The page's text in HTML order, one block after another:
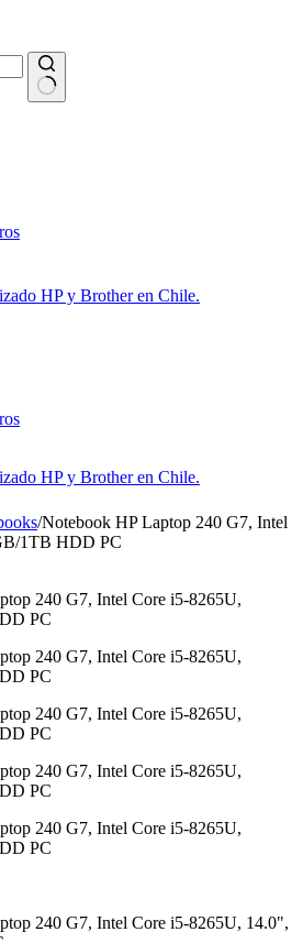
/Notebook HP Laptop 240 G7, Intel
1TB HDD PC